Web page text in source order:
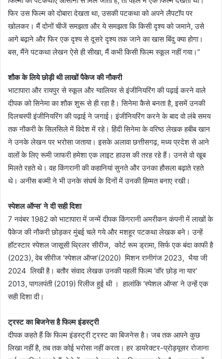
फिर उस फिल्म को दोबारा देखता था, उसकी पटकथा को अपने लैपटॉप पर
खोलकर। मैं दोनों चीजें समझता और ये समझता कि किसी दृश्य को जमाने, उसे
आगे बढ़ाने और फिर एक दृश्य से दूसरे दृश्य तक जाने का खास बिंदु क्या होगा।
बस, मैंने पटकथा लेखन ऐसे ही सीखा, मैं कभी किसी फिल्म स्कूल नहीं गया।”
शौक के लिये छोड़ी थी लाखों पैकेज की नौकरी
भाटापारा और रायपुर से स्कूल और ग्वालियर से इंजीनियरिंग की पढ़ाई करने वाले
दीपक को सिनेमा का शौक शुरू से ही रहा है। सिनेमा कैसे बनता है, इसमें उनकी
दिलचस्पी इंजीनियरिंग की पढ़ाई ने जगाई। इंजीनियरिंग करने के बाद वो लंबे समय
तक नौकरी के सिलसिले में विदेश में रहे। हिंदी सिनेमा के वरिष्ठ लेखक हबीब खान
ने उनके लेखन पर भरोसा जताया। इसके अलावा छत्तीसगढ़, मध्य प्रदेश से आने
वालों के लिए रूमी जाफरी हमेशा एक लाइट हाउस की तरह रहे हैं। उनसे वो खूब
मिलते रहते थे। वह किंगरानी की कहानियां सुनते और उनका हौसला बढ़ाते रहते
थे। अनीस बज्मी ने भी उनके संघर्ष के दिनों में उनकी हिम्मत बनाए रखी।
स्पेशल ऑप्स’ ने दी सही दिशा
7 नवंबर 1982 को भाटापारा में जन्में दीपक किंगरानी अमरीकन कंपनी में लाखों के
पैकेज की नौकरी छोड़कर मुंबई चले गये और मशहूर पटकथा लेखक बने। उन्हें
हॉटस्टार स्पेशल जासूसी थ्रिलर सीरीज, कोर्ट रूम ड्रामा, सिर्फ एक बंदा काफी है
(2023), वेब सीरीज ‘स्पेशल ऑप्स’(2020) मिशन रानीगंज 2023, भैया जी
2024 लिखी है। बतौर संवाद लेखक उनकी पहली फिल्म ‘वॉर छोड़ ना यार’
2013, पागलपंती (2019) रिलीज हुई थी । हालांकि ‘स्पेशल ऑप्स’ ने उन्हें एक
सही दिशा दी।
ट्रस्ट का बिजनेस है फिल्म इंडस्ट्री
दीपक कहते हैं कि फिल्म इंडस्ट्री ट्रस्ट का बिजनेस है। जब तक आपने कुछ
लिखा नहीं है, तब तक कोई भरोसा नहीं करता। हर डायरेक्टर-प्रोड्यूसर रोजाना